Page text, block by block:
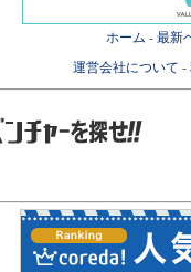
ホーム - 最新
運営会社について -